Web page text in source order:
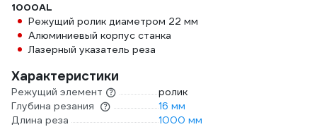
1000AL
Режущий ролик диаметром 22 мм
Алюминиевый корпус станка
Лазерный указатель реза
Характеристики
Режущий элемент
ролик
Глубина резания
16 мм
Длина реза
1000 мм